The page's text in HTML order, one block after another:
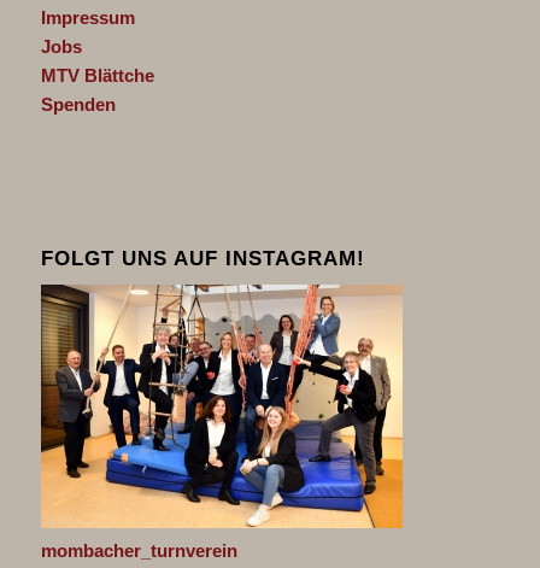
Impressum
Jobs
MTV Blättche
Spenden
FOLGT UNS AUF INSTAGRAM!
mombacher_turnverein